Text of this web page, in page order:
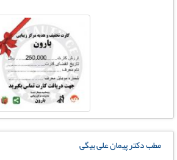
مطب دکتر پیمان علی بیگی